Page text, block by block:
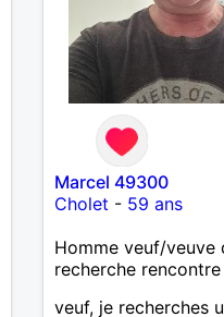
Marcel 49300
Cholet - 59 ans
Homme veuf/veuve
recherche
veuf, je recherches